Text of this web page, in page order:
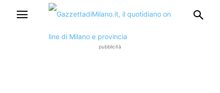
pubblicità